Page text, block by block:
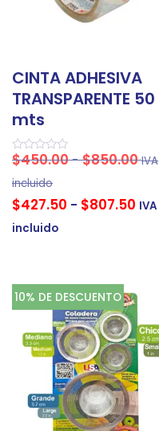
CINTA ADHESIVA
TRANSPARENTE 50
mts
Valorado
en
0
de
5
$450.00-$850.00 IVA
incluido
$427.50 - $807.50 IVA
incluido
10% DE DESCUENTO